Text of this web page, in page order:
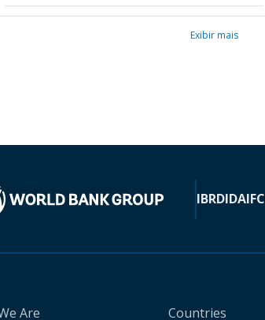
Exibir mais
IBRDIDAIFC
Are Countries